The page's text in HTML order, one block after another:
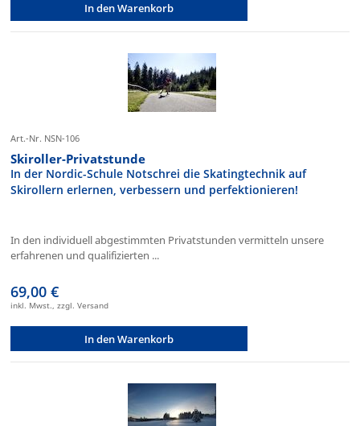
In den Warenkorb
Art.-Nr. NSN-106
Skiroller-Privatstunde
In der Nordic-Schule Notschrei die Skatingtechnik auf
Skirollern erlernen, verbessern und perfektionieren!
In den individuell abgestimmten Privatstunden vermitteln unsere
erfahrenen und qualifizierten ...
69,00 €
inkl. Mwst., zzgl. Versand
In den Warenkorb